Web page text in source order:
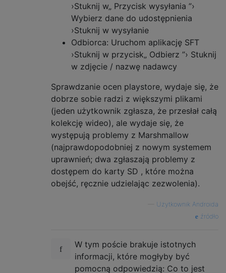
›Stuknij w„ Przycisk wysyłania ”›
Wybierz dane do udostępnienia
›Stuknij w wysyłanie
Odbiorca: Uruchom aplikację SFT
›Stuknij w przycisk„ Odbierz ”› Stuknij
w zdjęcie / nazwę nadawcy
Sprawdzanie ocen playstore, wydaje się, że
dobrze sobie radzi z większymi plikami
(jeden użytkownik zgłasza, że ​​przesłał całą
kolekcję wideo), ale wydaje się, że
występują problemy z Marshmallow
(najprawdopodobniej z nowym systemem
uprawnień; dwa zgłaszają problemy z
dostępem do karty SD , które można
obejść, ręcznie udzielając zezwolenia).
Użytkownik Androida
źródło
W tym poście brakuje istotnych
informacji, które mogłyby być
pomocną odpowiedzią: Co to jest